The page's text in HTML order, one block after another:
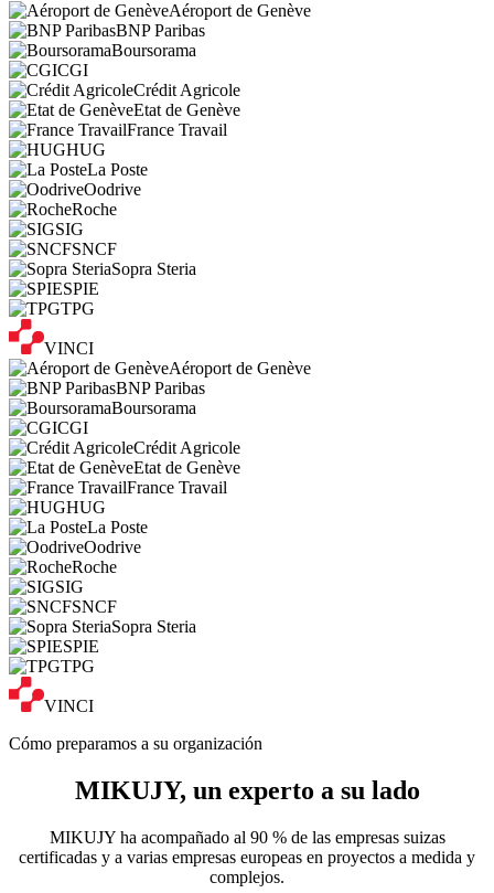
Aéroport de Genève
BNP Paribas
Boursorama
CGI
Crédit Agricole
Etat de Genève
France Travail
HUG
La Poste
Oodrive
Roche
SIG
SNCF
Sopra Steria
SPIE
TPG
VINCI
Aéroport de Genève
BNP Paribas
Boursorama
CGI
Crédit Agricole
Etat de Genève
France Travail
HUG
La Poste
Oodrive
Roche
SIG
SNCF
Sopra Steria
SPIE
TPG
VINCI
Cómo preparamos a su organización
MIKUJY, un experto a su lado
MIKUJY ha acompañado al 90 % de las empresas suizas
certificadas y a varias empresas europeas en proyectos a medida y
complejos.